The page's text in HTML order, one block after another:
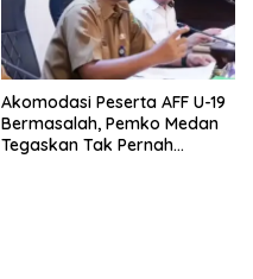
Akomodasi Peserta AFF U-19
Bermasalah, Pemko Medan
Tegaskan Tak Pernah